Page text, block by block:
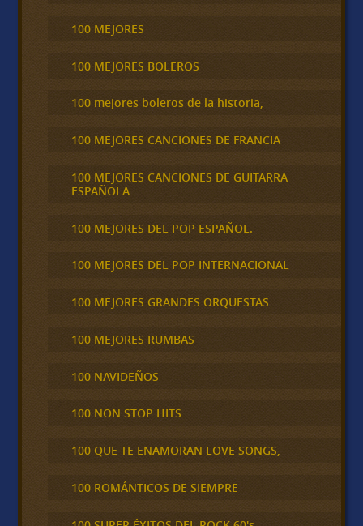
100 MEJORES
100 MEJORES BOLEROS
100 mejores boleros de la historia,
100 MEJORES CANCIONES DE FRANCIA
100 MEJORES CANCIONES DE GUITARRA
ESPAÑOLA
100 MEJORES DEL POP ESPAÑOL.
100 MEJORES DEL POP INTERNACIONAL
100 MEJORES GRANDES ORQUESTAS
100 MEJORES RUMBAS
100 NAVIDEÑOS
100 NON STOP HITS
100 QUE TE ENAMORAN LOVE SONGS,
100 ROMÁNTICOS DE SIEMPRE